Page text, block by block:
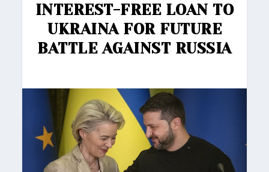
INTEREST-FREE LOAN TO
UKRAINA FOR FUTURE
BATTLE AGAINST RUSSIA